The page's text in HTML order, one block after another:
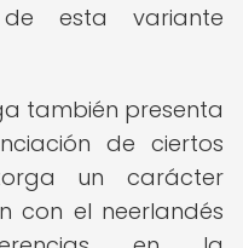
esta variante
también presenta
de ciertos
un carácter
con el neerlandés